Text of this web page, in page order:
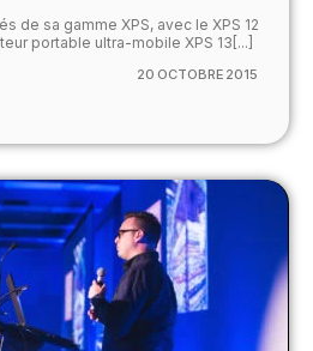
de sa gamme XPS, avec le XPS 12
portable ultra-mobile XPS 13[...]
20 OCTOBRE 2015